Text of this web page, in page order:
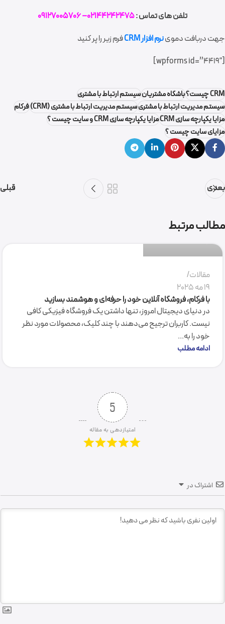
تلفن های تماس :02144242475– 09127005706
جهت دربافت دموینرم افزار CRM
فرم زیر را پر کنید
[wpforms id=”4419″]
CRM چیست؟ باشگاه مشتریانسیستم ارتباط با مشتری
سیستم مدیریت ارتباط با مشتریسیستم مدیریت ارتباط با مشتری (CRM)
فرکام
مزایا یکپارچه سازی CRM
مزایا یکپارچه سازی CRM و سایت چیست ؟
مزایای سایت چیست ؟
بعدی قبلی
مطالب مرتبط
مقالات
19 مه 2025
با فرکام، فروشگاه آنلاین خود را حرفه‌ای و هوشمند بسازید
در دنیای دیجیتال امروز، تنها داشتن یک فروشگاه فیزیکی کافی
نیست. کاربران ترجیح می‌دهند با چند کلیک، محصولات مورد نظر
خود را به...
ادامه مطلب
5
امتیازدهی به مقاله
اشتراک در